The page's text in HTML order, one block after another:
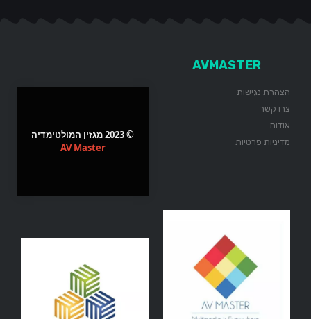
AVMASTER
הצהרת נגישות
צרו קשר
אודות
מדיניות פרטיות
© 2023 מגזין המולטימדיה
AV Master